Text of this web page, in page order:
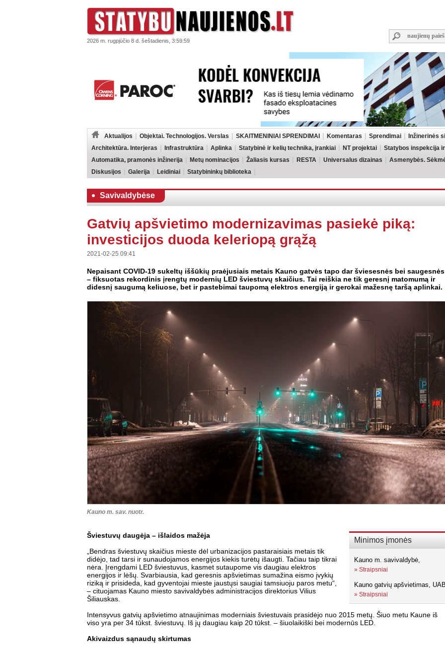
2026 m. rugpjūčio 8 d. šeštadienis, 3:59:59
Aktualijos Objektai. Technologijos. Verslas SKAITMENINIAI SPRENDIMAI Komentaras Sprendimai
Inžinerinės
Architektūra. Interjeras
Infrastruktūra Aplinka Statybinė ir kelių technika, įrankiai NT projektai
Statybos inspekcija
Automatika, pramonės inžinerija
Metų nominacijos Žaliasis kursas RESTA Universalus dizainas
Asmenybės.
Diskusijos
Galerija Leidiniai Statybininkų biblioteka
Savivaldybėse
Gatvių apšvietimo modernizavimas pasiekė piką:
investicijos duoda keleriopą grąžą
2021-02-25 09:41
Nepaisant COVID-19 sukeltų iššūkių praėjusiais metais Kauno gatvės tapo dar šviesesnės bei saugesnės
– fiksuotas rekordinis įrengtų modernių LED šviestuvų skaičius. Tai reiškia ne tik geresnį matomumą ir
didesnį saugumą keliuose, bet ir pastebimai taupomą elektros energiją ir gerokai mažesnę taršą aplinkai.
Kauno m. sav. nuotr.
Minimos įmonės
Kauno m. savivaldybė,
» Straipsniai
Kauno gatvių apšvietimas,
» Straipsniai
Šviestuvų daugėja – išlaidos mažėja
„Bendras šviestuvų skaičius mieste dėl urbanizacijos pastaraisiais metais tik
didėjo, tad tarsi ir sunaudojamos energijos kiekis turėtų išaugti. Tačiau taip tikrai
nėra. Įrengdami LED šviestuvus, kasmet sutaupome vis daugiau elektros
energijos ir lėšų. Svarbiausia, kad geresnis apšvietimas sumažina eismo įvykių
riziką ir prisideda, kad gyventojai mieste jaustųsi saugiai tamsiuoju paros metu“,
– cituojamas Kauno miesto savivaldybės administracijos direktorius Vilius
Šiliauskas.
Intensyvus gatvių apšvietimo atnaujinimas moderniais šviestuvais prasidėjo nuo 2015 metų. Šiuo metu Kaune iš
viso yra per 34 tūkst. šviestuvų. Iš jų daugiau kaip 20 tūkst. – šiuolaikiški bei modernūs LED.
Akivaizdus sąnaudų skirtumas